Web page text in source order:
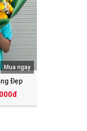
Đẹp
Mua ngay